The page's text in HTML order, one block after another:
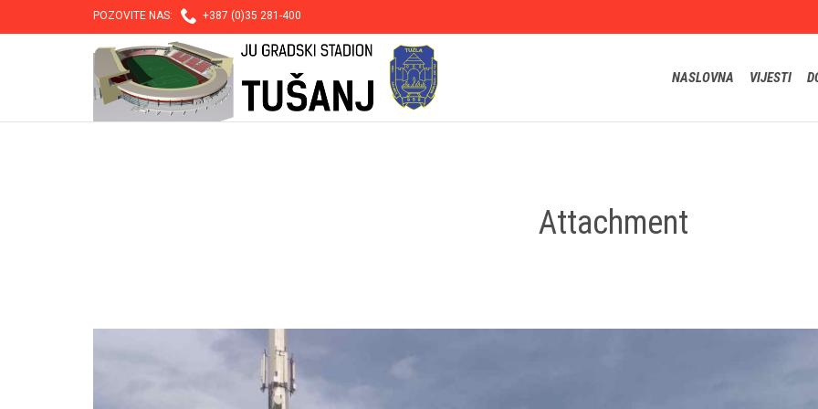
POZOVITE NAS:  +387 (0)35 281-400
NASLOVNA VIJESTI
Attachment